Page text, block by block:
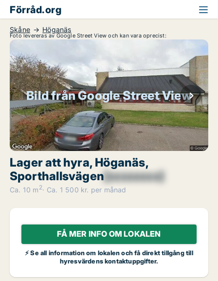
Förråd.org
Skåne Höganäs
Foto levereras av Google Street View och kan vara oprecist:
Bild från Google Street View
Lager att hyra, Höganäs,
Sporthallsvägen[xxxxxxxx]
Ca. 10 m 2 Ca. 1 500 kr. per månad
FÅ MER INFO OM LOKALEN
⚡ Se all information om lokalen och få direkt tillgång till
hyresvärdens kontaktuppgifter.